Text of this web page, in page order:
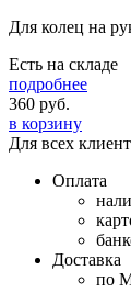
Для колец на
Есть на складе
подробнее
360 руб.
в корзину
Для всех
Оплата
Доставка
по